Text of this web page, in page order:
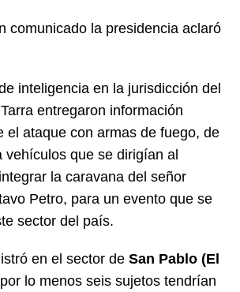
comunicado la presidencia aclaró
inteligencia en la jurisdicción del
entregaron información
el ataque con armas de fuego, de
vehículos que se dirigían al
la caravana del señor
Petro, para un evento que se
sector del país.
en el sector de San Pablo (El
lo menos seis sujetos tendrían